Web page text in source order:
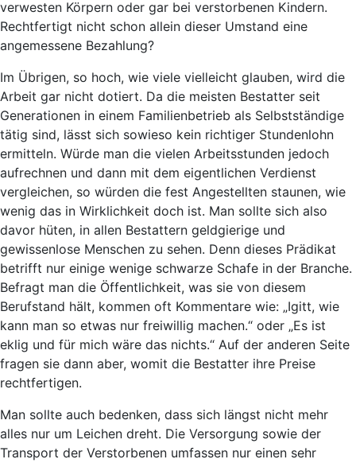
verwesten Körpern oder gar bei verstorbenen Kindern.
Rechtfertigt nicht schon allein dieser Umstand eine
angemessene Bezahlung?
Im Übrigen, so hoch, wie viele vielleicht glauben, wird die
Arbeit gar nicht dotiert. Da die meisten Bestatter seit
Generationen in einem Familienbetrieb als Selbstständige
tätig sind, lässt sich sowieso kein richtiger Stundenlohn
ermitteln. Würde man die vielen Arbeitsstunden jedoch
aufrechnen und dann mit dem eigentlichen Verdienst
vergleichen, so würden die fest Angestellten staunen, wie
wenig das in Wirklichkeit doch ist. Man sollte sich also
davor hüten, in allen Bestattern geldgierige und
gewissenlose Menschen zu sehen. Denn dieses Prädikat
betrifft nur einige wenige schwarze Schafe in der Branche.
Befragt man die Öffentlichkeit, was sie von diesem
Berufstand hält, kommen oft Kommentare wie: „Igitt, wie
kann man so etwas nur freiwillig machen.“ oder „Es ist
eklig und für mich wäre das nichts.“ Auf der anderen Seite
fragen sie dann aber, womit die Bestatter ihre Preise
rechtfertigen.
Man sollte auch bedenken, dass sich längst nicht mehr
alles nur um Leichen dreht. Die Versorgung sowie der
Transport der Verstorbenen umfassen nur einen sehr